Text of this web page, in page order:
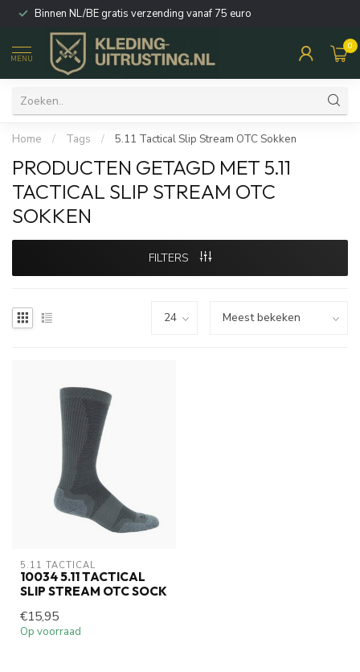
Binnen NL/BE gratis verzending vanaf 75 euro
MENU
0
Home / Tags / 5.11 Tactical Slip Stream OTC Sokken
PRODUCTEN GETAGD MET 5.11
TACTICAL SLIP STREAM OTC
SOKKEN
FILTERS
5.11 TACTICAL
10034 5.11 TACTICAL
SLIP STREAM OTC SOCK
€15,95
Op voorraad